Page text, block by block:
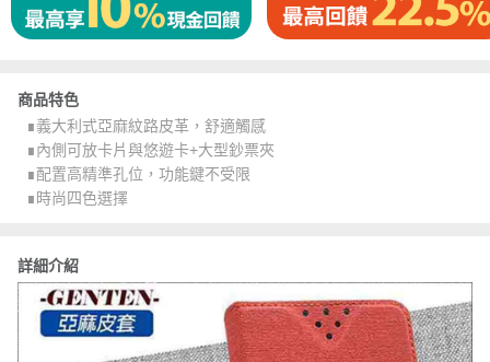
商品特色
∎義大利式亞麻紋路皮革，舒適觸感
∎內側可放卡片與悠遊卡+大型鈔票夾
∎配置高精準孔位，功能鍵不受限
∎時尚四色選擇
詳細介紹